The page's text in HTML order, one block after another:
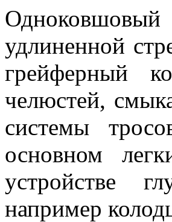
удлиненной
грейферный
челюстей,
системы
основном
устройстве
например